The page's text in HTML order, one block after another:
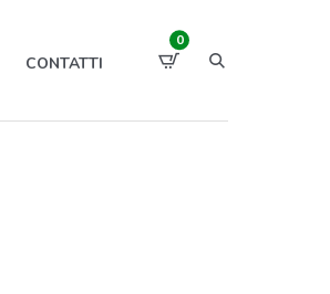
0
CONTATTI